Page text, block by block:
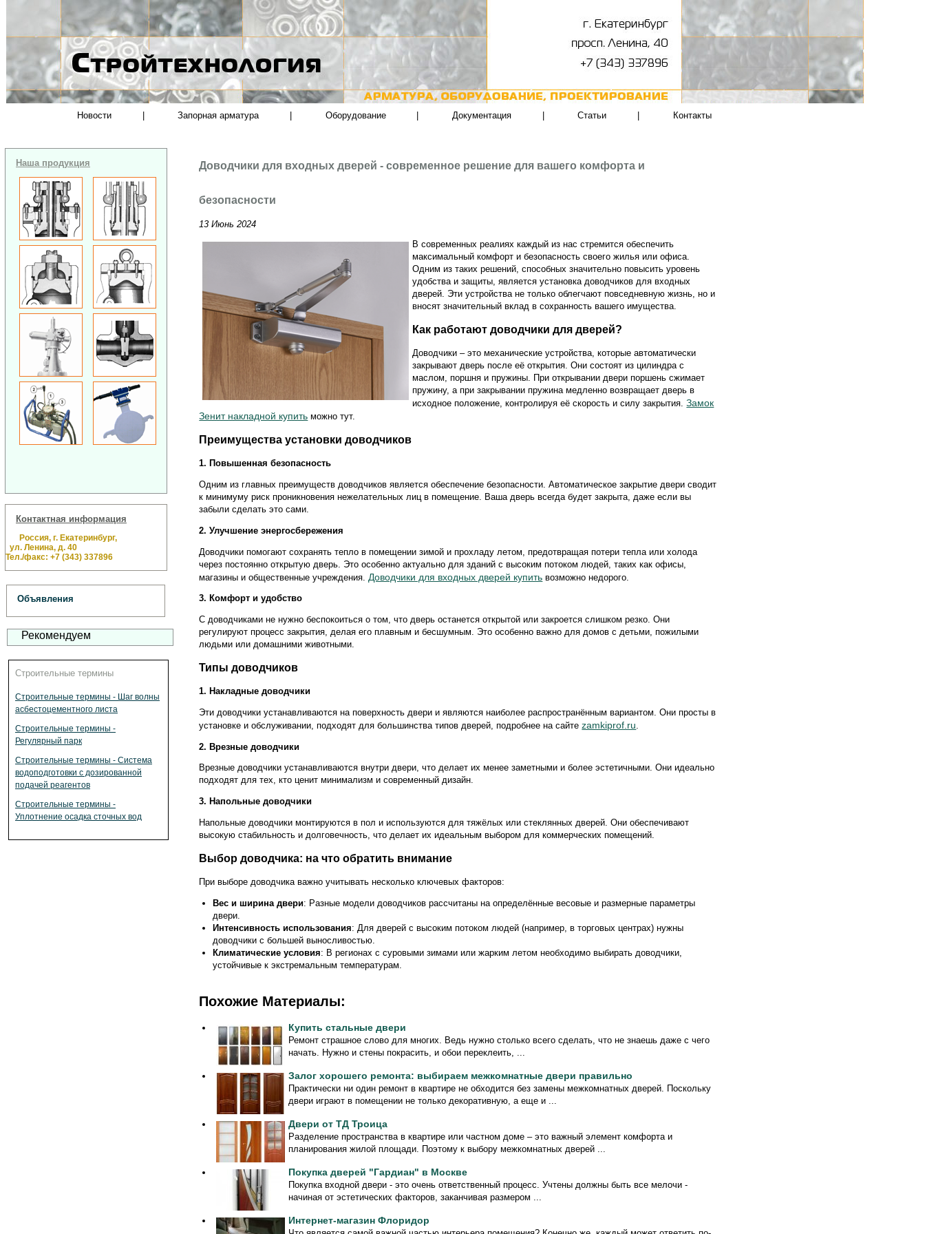
Новости Запорная арматура Оборудование Документация Статьи Контакты
Наша продукция
Контактная информация
Россия, г. Екатеринбург,
ул. Ленина, д. 40
Тел./факс: +7 (343) 337896
Объявления
Рекомендуем
Строительные термины
Строительные термины - Шаг волны
асбестоцементного листа
Строительные термины -
Регулярный парк
Строительные термины - Система
водоподготовки с дозированной
подачей реагентов
Строительные термины -
Уплотнение осадка сточных вод
Доводчики для входных дверей - современное решение для вашего комфорта и
безопасности
13 Июнь 2024
В современных реалиях каждый из нас стремится обеспечить
максимальный комфорт и безопасность своего жилья или офиса.
Одним из таких решений, способных значительно повысить уровень
удобства и защиты, является установка доводчиков для входных
дверей. Эти устройства не только облегчают повседневную жизнь, но и
вносят значительный вклад в сохранность вашего имущества.
Как работают доводчики для дверей?
Доводчики – это механические устройства, которые автоматически
закрывают дверь после её открытия. Они состоят из цилиндра с
маслом, поршня и пружины. При открывании двери поршень сжимает
пружину, а при закрывании пружина медленно возвращает дверь в
исходное положение, контролируя её скорость и силу закрытия.Замок
Зенит накладной купить можно тут.
Преимущества установки доводчиков
1. Повышенная безопасность
Одним из главных преимуществ доводчиков является обеспечение безопасности. Автоматическое закрытие двери сводит
к минимуму риск проникновения нежелательных лиц в помещение. Ваша дверь всегда будет закрыта, даже если вы
забыли сделать это сами.
2. Улучшение энергосбережения
Доводчики помогают сохранять тепло в помещении зимой и прохладу летом, предотвращая потери тепла или холода
через постоянно открытую дверь. Это особенно актуально для зданий с высоким потоком людей, таких как офисы,
магазины и общественные учреждения. Доводчики для входных дверей купить возможно недорого.
3. Комфорт и удобство
С доводчиками не нужно беспокоиться о том, что дверь останется открытой или закроется слишком резко. Они
регулируют процесс закрытия, делая его плавным и бесшумным. Это особенно важно для домов с детьми, пожилыми
людьми или домашними животными.
Типы доводчиков
1. Накладные доводчики
Эти доводчики устанавливаются на поверхность двери и являются наиболее распространённым вариантом. Они просты в
установке и обслуживании, подходят для большинства типов дверей, подробнее на сайтеzamkiprof.ru
2. Врезные доводчики
Врезные доводчики устанавливаются внутри двери, что делает их менее заметными и более эстетичными. Они идеально
подходят для тех, кто ценит минимализм и современный дизайн.
3. Напольные доводчики
Напольные доводчики монтируются в пол и используются для тяжёлых или стеклянных дверей. Они обеспечивают
высокую стабильность и долговечность, что делает их идеальным выбором для коммерческих помещений.
Выбор доводчика: на что обратить внимание
При выборе доводчика важно учитывать несколько ключевых факторов:
Вес и ширина двери: Разные модели доводчиков рассчитаны на определённые весовые и размерные параметры
двери.
Интенсивность использования: Для дверей с высоким потоком людей (например, в торговых центрах) нужны
доводчики с большей выносливостью.
Климатические условия: В регионах с суровыми зимами или жарким летом необходимо выбирать доводчики,
устойчивые к экстремальным температурам.
Похожие Материалы:
Купить стальные двери
Ремонт страшное слово для многих. Ведь нужно столько всего сделать, что не знаешь даже с чего
начать. Нужно и стены покрасить, и обои переклеить, ...
Залог хорошего ремонта: выбираем межкомнатные двери правильно
Практически ни один ремонт в квартире не обходится без замены межкомнатных дверей. Поскольку
двери играют в помещении не только декоративную, а еще и ...
Двери от ТД Троица
Разделение пространства в квартире или частном доме – это важный элемент комфорта и
планирования жилой площади. Поэтому к выбору межкомнатных дверей ...
Покупка дверей "Гардиан" в Москве
Покупка входной двери - это очень ответственный процесс. Учтены должны быть все мелочи -
начиная от эстетических факторов, заканчивая размером ...
Интернет-магазин Флоридор